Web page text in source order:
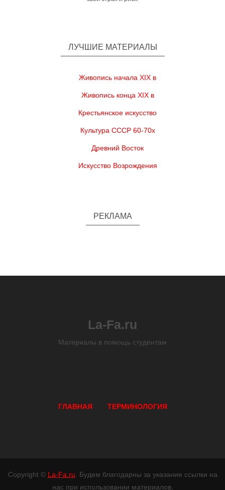
ЛУЧШИЕ МАТЕРИАЛЫ
Живопись начала XIX в
Живопись конца XIX в
Крестьянское искусство
Культура СССР 60-70х
Древний Восток
Искусство Возрождения
РЕКЛАМА
La-Fa.ru
Материалы в помощь студентам
ГЛАВНАЯ ТЕРМИНОЛОГИЯ
Copyright © La-Fa.ru . Будем благодарны за указание ссылки на
нас при использовании материалов.